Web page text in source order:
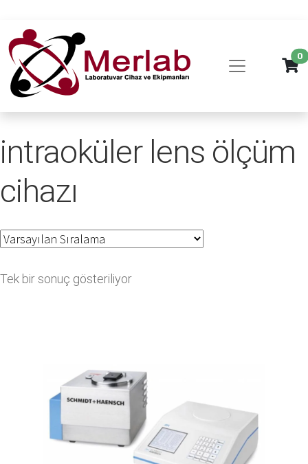
0
intraoküler lens ölçüm
cihazı
Tek bir sonuç gösteriliyor